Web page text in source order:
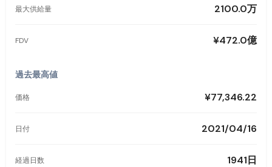
最大供給量 2100.0万
FDV ¥472.0億
過去最高値
価格 ¥77,346.22
日付 2021/04/16
経過日数 1941日